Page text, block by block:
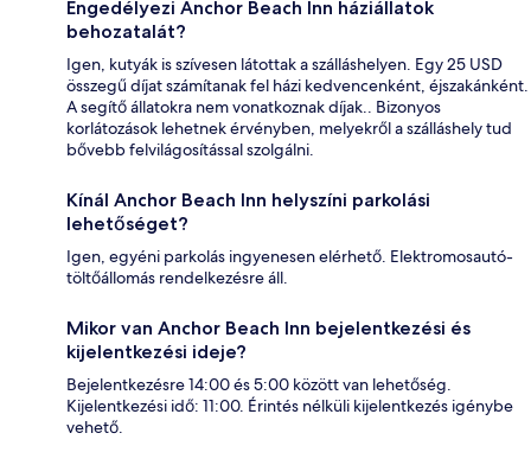
Engedélyezi Anchor Beach Inn háziállatok
behozatalát?
Igen, kutyák is szívesen látottak a szálláshelyen. Egy 25 USD
összegű díjat számítanak fel házi kedvencenként, éjszakánként.
A segítő állatokra nem vonatkoznak díjak.. Bizonyos
korlátozások lehetnek érvényben, melyekről a szálláshely tud
bővebb felvilágosítással szolgálni.
Kínál Anchor Beach Inn helyszíni parkolási
lehetőséget?
Igen, egyéni parkolás ingyenesen elérhető. Elektromosautó-
töltőállomás rendelkezésre áll.
Mikor van Anchor Beach Inn bejelentkezési és
kijelentkezési ideje?
Bejelentkezésre 14:00 és 5:00 között van lehetőség.
Kijelentkezési idő: 11:00. Érintés nélküli kijelentkezés igénybe
vehető.